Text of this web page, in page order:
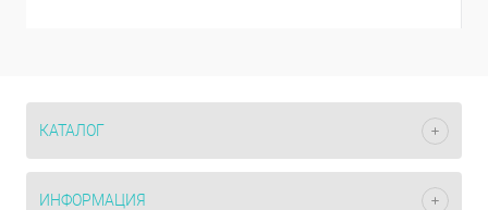
КАТАЛОГ
ИНФОРМАЦИЯ